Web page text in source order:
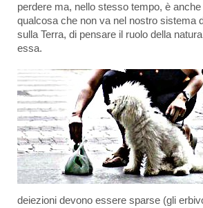
perdere ma, nello stesso tempo, è
qualcosa che non va nel nostro sistema
sulla Terra, di pensare il ruolo della
essa.
deiezioni devono essere sparse (gli